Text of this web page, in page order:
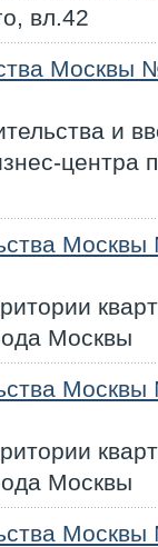
вл.42
Москвы
и
центра
Москвы
Москвы